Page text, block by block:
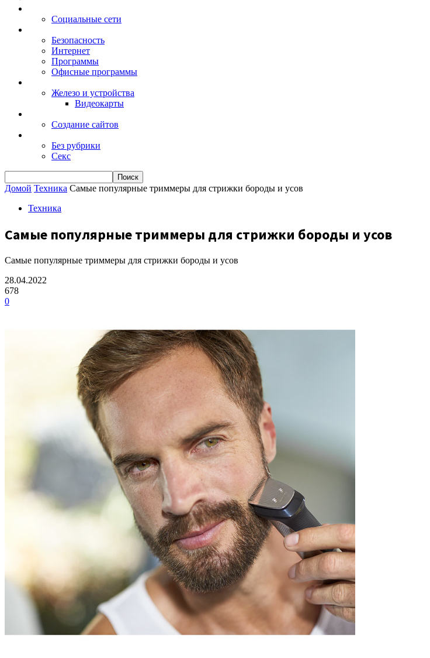
Социальные сети
Безопасность
Интернет
Программы
Офисные программы
Железо и устройства
Видеокарты
Создание сайтов
Без рубрики
Секс
Домой Техника Самые популярные триммеры для стрижки бороды и усов
Техника
Самые популярные триммеры для стрижки бороды и усов
Самые популярные триммеры для стрижки бороды и усов
28.04.2022
678
0